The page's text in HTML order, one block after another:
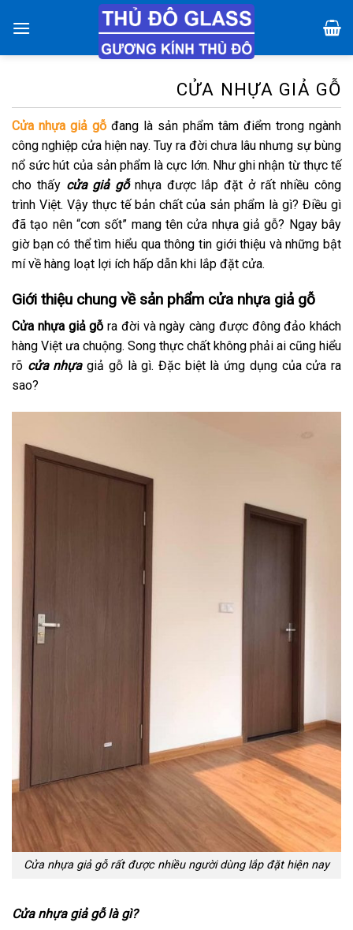
đến
CỬA NHỰA GIẢ GỖ
Cửa nhựa giả gỗ đang là sản phẩm tâm điểm trong ngành
công nghiệp cửa hiện nay. Tuy ra đời chưa lâu nhưng sự bùng
nổ sức hút của sản phẩm là cực lớn. Như ghi nhận từ thực tế
cho thấy cửa giả gỗnhựa được lắp đặt ở rất nhiều công
trình Việt. Vậy thực tế bản chất của sản phẩm là gì? Điều gì
đã tạo nên “cơn sốt” mang tên cửa nhựa giả gỗ? Ngay bây
giờ bạn có thể tìm hiểu qua thông tin giới thiệu và những bật
mí về hàng loạt lợi ích hấp dẫn khi lắp đặt cửa.
Giới thiệu chung về sản phẩm cửa nhựa giả gỗ
Cửa nhựa giả gỗ ra đời và ngày càng được đông đảo khách
hàng Việt ưa chuộng. Song thực chất không phải ai cũng hiểu
rõ cửa nhựagiả gỗ là gì. Đặc biệt là ứng dụng của cửa ra
sao?
Cửa nhựa giả gỗ rất được nhiều người dùng lắp đặt hiện nay
Cửa nhựa giả gỗ là gì?